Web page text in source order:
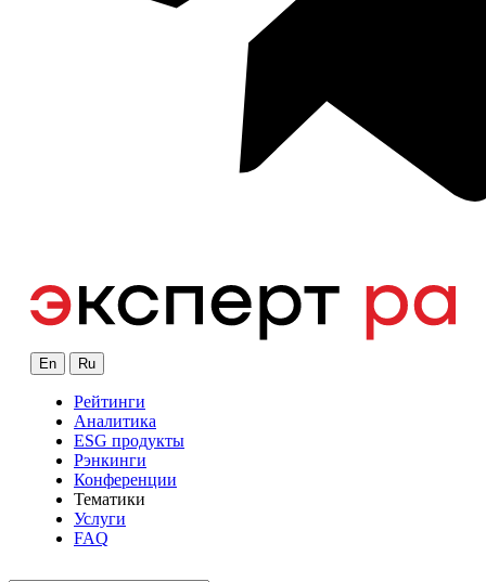
En Ru
Рейтинги
Аналитика
ESG продукты
Рэнкинги
Конференции
Тематики
Услуги
FAQ